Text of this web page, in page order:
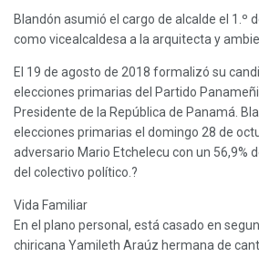
Blandón asumió el cargo de alcalde el 1.º
como vicealcaldesa a la arquitecta y
El 19 de agosto de 2018 formalizó su
elecciones primarias del Partido
Presidente de la República de Panamá.
elecciones primarias el domingo 28 de
adversario Mario Etchelecu con un 56,9%
del colectivo político.?
Vida Familiar
En el plano personal, está casado en
chiricana Yamileth Araúz hermana de